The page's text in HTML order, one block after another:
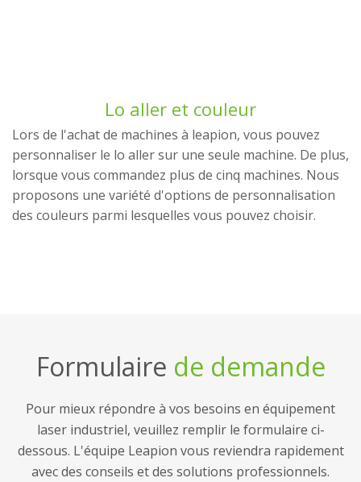
Lo aller et couleur
Lors de l'achat de machines à leapion, vous pouvez
personnaliser le lo aller sur une seule machine. De plus,
lorsque vous commandez plus de cinq machines. Nous
proposons une variété d'options de personnalisation
des couleurs parmi lesquelles vous pouvez choisir.
Formulaire de demande
Pour mieux répondre à vos besoins en équipement
laser industriel, veuillez remplir le formulaire ci-
dessous. L'équipe Leapion vous reviendra rapidement
avec des conseils et des solutions professionnels.